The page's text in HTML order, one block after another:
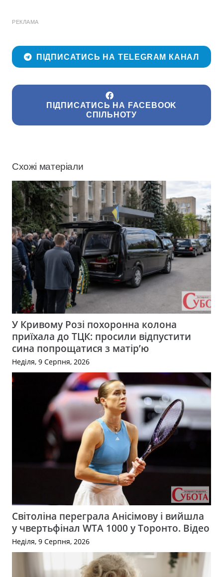
РЕКЛАМА
ПІДПИСАТИСЬ НА TELEGRAM КАНАЛ
ПІДПИСАТИСЬ НА FACEBOOK
СПІЛЬНОТУ
Схожі матеріали
У Кривому Розі похоронна колона
приїхала до ТЦК: просили відпустити
сина попрощатися з матір’ю
Неділя, 9 Серпня, 2026
Світоліна переграла Анісімову і вийшла
у чвертьфінал WTA 1000 у Торонто. Відео
Неділя, 9 Серпня, 2026